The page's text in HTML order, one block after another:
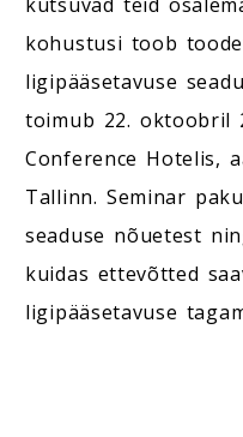
kohustusi toob
ligipääsetavuse
toimub 22. oktoobril
Conference Hotelis,
Tallinn. Seminar
seaduse nõuetest
kuidas ettevõtted
ligipääsetavuse